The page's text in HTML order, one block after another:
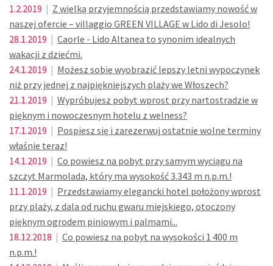
1.2.2019 | Z wielką przyjemnością przedstawiamy nowość w
naszej ofercie – villaggio GREEN VILLAGE w Lido di Jesolo!
28.1.2019 | Caorle - Lido Altanea to synonim idealnych
wakacji z dziećmi.
24.1.2019 | Możesz sobie wyobrazić lepszy letni wypoczynek
niż przy jednej z najpiękniejszych plaży we Włoszech?
21.1.2019 | Wypróbujesz pobyt wprost przy nartostradzie w
pięknym i nowoczesnym hotelu z welness?
17.1.2019 | Pospiesz się i zarezerwuj ostatnie wolne terminy
właśnie teraz!
14.1.2019 | Co powiesz na pobyt przy samym wyciągu na
szczyt Marmolada, który ma wysokość 3.343 m n.p.m.!
11.1.2019 | Przedstawiamy elegancki hotel położony wprost
przy plaży, z dala od ruchu gwaru miejskiego, otoczony
pięknym ogrodem piniowym i palmami...
18.12.2018 | Co powiesz na pobyt na wysokości 1 400 m
n.p.m.!